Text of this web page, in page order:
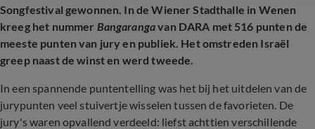
Songfestival gewonnen. In de Wiener Stadthalle in Wenen
kreeg het nummer Bangarangavan DARA met 516 punten de
meeste punten van jury en publiek. Het omstreden Israël
greep naast de winst en werd tweede.
In een spannende puntentelling was het bij het uitdelen van de
jurypunten veel stuivertje wisselen tussen de favorieten. De
jury's waren opvallend verdeeld: liefst achttien verschillende